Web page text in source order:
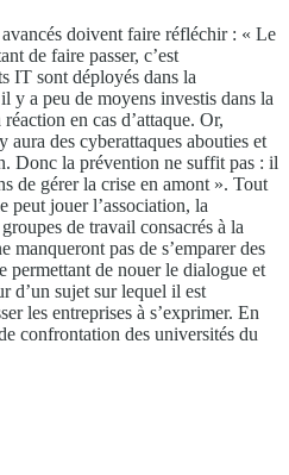
doivent faire réfléchir : « Le
de faire passer, c’est
IT sont déployés dans la
y a peu de moyens investis dans la
en cas d’attaque. Or,
aura des cyberattaques abouties et
Donc la prévention ne suffit pas : il
de gérer la crise en amont ». Tout
peut jouer l’association, la
de travail consacrés à la
manqueront pas de s’emparer des
permettant de nouer le dialogue et
d’un sujet sur lequel il est
les entreprises à s’exprimer. En
confrontation des universités du